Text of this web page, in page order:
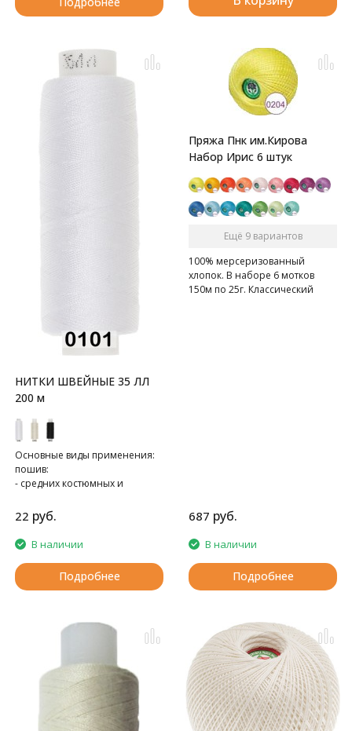
НИТКИ ШВЕЙНЫЕ 35 ЛЛ
200 м
Основные виды применения:
пошив:
- средних костюмных и
- спецодежды
- трикотажа
22 руб.
В наличии
Подробнее
Пряжа Пнк им.Кирова
Набор Ирис 6 штук
Ещё 9 вариантов
100% мерсеризованный
хлопок. В наборе 6 мотков
150м по 25г. Классический
687 руб.
В наличии
Подробнее